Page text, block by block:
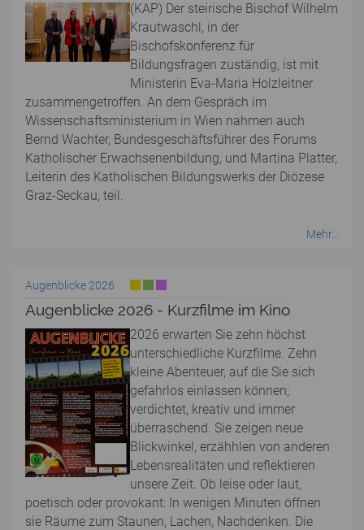
(KAP) Der steirische Bischof Wilhelm
Krautwaschl, in der
Bischofskonferenz für
Bildungsfragen zuständig, ist mit
Ministerin Eva-Maria Holzleitner
zusammengetroffen. An dem Gespräch im
Wissenschaftsministerium in Wien nahmen auch
Bernd Wachter, Bundesgeschäftsführer des Forums
Katholischer Erwachsenenbildung, und Martina Platter,
Leiterin des Katholischen Bildungswerks der Diözese
Graz-Seckau, teil.
Mehr...
Augenblicke 2026
Augenblicke 2026 - Kurzfilme im Kino
2026 erwarten Sie zehn höchst
unterschiedliche Kurzfilme. Zehn
kleine Abenteuer, auf die Sie sich
gefahrlos einlassen können;
verdichtet, kreativ und immer
überraschend. Sie zeigen neue
Blickwinkel, erzähhlen von anderen
Lebensrealitäten und reflektieren
unsere Zeit. Ob leise oder laut,
poetisch oder provokant: In wenigen Minuten öffnen
sie Räume zum Staunen, Lachen, Nachdenken. Die